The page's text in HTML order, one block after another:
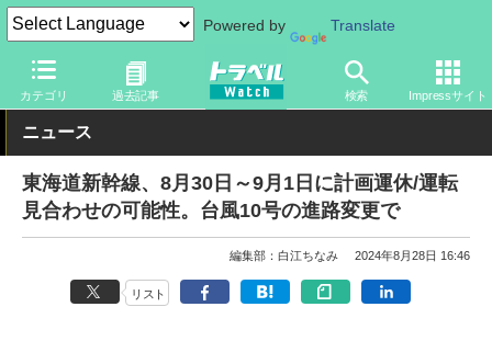
Powered by Translate
カテゴリ 過去記事 検索 Impressサイト
トラベル Watch 企業・政府・官庁 鉄道 JR
ニュース
東海道新幹線、8月30日～9月1日に計画運休/運転
見合わせの可能性。台風10号の進路変更で
編集部：白江ちなみ 2024年8月28日 16:46
リスト